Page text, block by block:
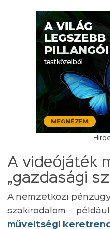
A videójáték
„gazdasági
A nemzetközi
szakirodalom –
műveltségi